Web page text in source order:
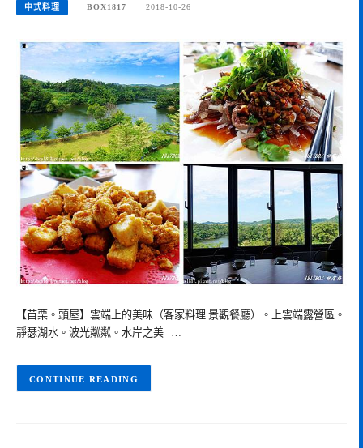
中式料理 BOX1817 2018-10-26
【苗栗。頭屋】雲端上的美味（客家料理 景觀餐廳）。上雲端露營區。
靜瑟湖水。波光粼粼。水岸之美 …
CONTINUE READING